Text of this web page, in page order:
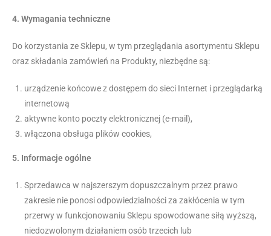
4. Wymagania techniczne
Do korzystania ze Sklepu, w tym przeglądania asortymentu Sklepu
oraz składania zamówień na Produkty, niezbędne są:
urządzenie końcowe z dostępem do sieci Internet i przeglądarką
internetową
aktywne konto poczty elektronicznej (e-mail),
włączona obsługa plików cookies,
5. Informacje ogólne
Sprzedawca w najszerszym dopuszczalnym przez prawo
zakresie nie ponosi odpowiedzialności za zakłócenia w tym
przerwy w funkcjonowaniu Sklepu spowodowane siłą wyższą,
niedozwolonym działaniem osób trzecich lub